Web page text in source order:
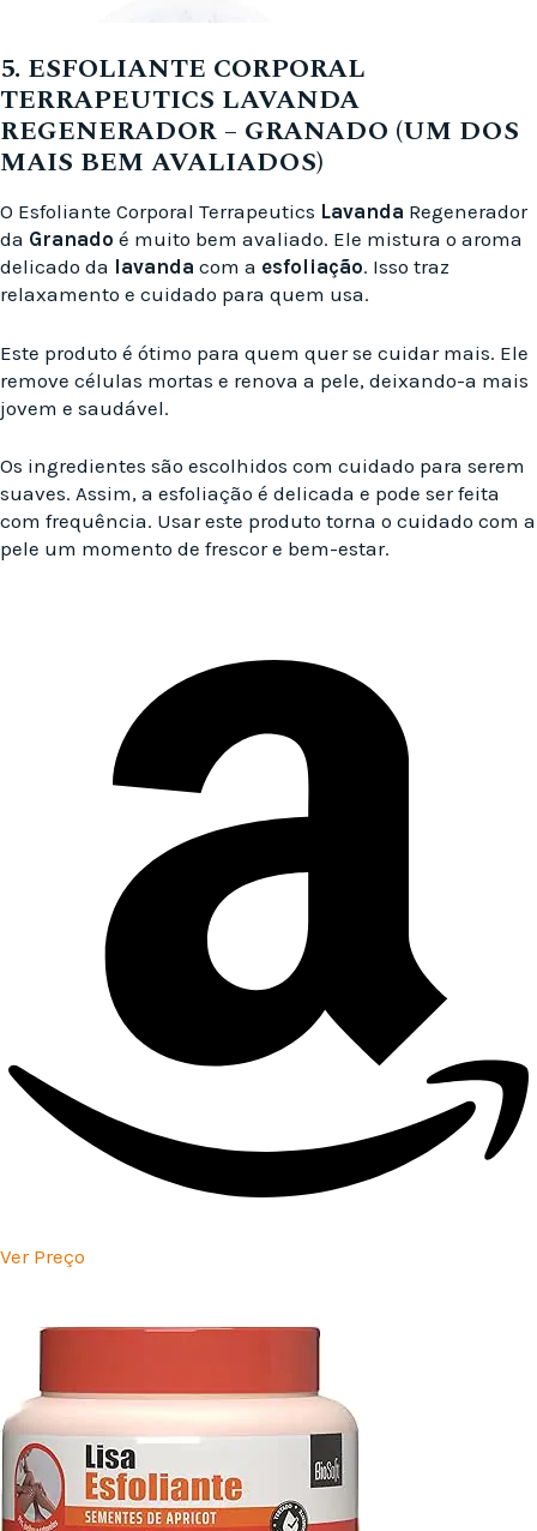
5. ESFOLIANTE CORPORAL
TERRAPEUTICS LAVANDA
REGENERADOR – GRANADO (UM DOS
MAIS BEM AVALIADOS)
O Esfoliante Corporal Terrapeutics Lavanda Regenerador
da Granado é muito bem avaliado. Ele mistura o aroma
delicado da lavanda com a esfoliação. Isso traz
relaxamento e cuidado para quem usa.
Este produto é ótimo para quem quer se cuidar mais. Ele
remove células mortas e renova a pele, deixando-a mais
jovem e saudável.
Os ingredientes são escolhidos com cuidado para serem
suaves. Assim, a esfoliação é delicada e pode ser feita
com frequência. Usar este produto torna o cuidado com a
pele um momento de frescor e bem-estar.
Ver Preço